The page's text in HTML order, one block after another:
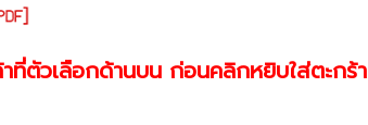
ตัวเลือกด้านบน ก่อนคลิกหยิบใส่ตะกร้า